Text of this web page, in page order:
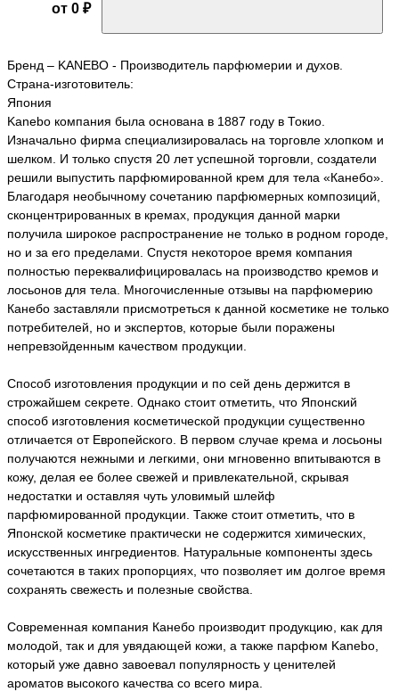
от 0 ₽
Бренд – KANEBO - Производитель парфюмерии и духов.
Страна-изготовитель:
Япония
Kanebo компания была основана в 1887 году в Токио.
Изначально фирма специализировалась на торговле хлопком и
шелком. И только спустя 20 лет успешной торговли, создатели
решили выпустить парфюмированной крем для тела «Канебо».
Благодаря необычному сочетанию парфюмерных композиций,
сконцентрированных в кремах, продукция данной марки
получила широкое распространение не только в родном городе,
но и за его пределами. Спустя некоторое время компания
полностью переквалифицировалась на производство кремов и
лосьонов для тела. Многочисленные отзывы на парфюмерию
Канебо заставляли присмотреться к данной косметике не только
потребителей, но и экспертов, которые были поражены
непревзойденным качеством продукции.
Способ изготовления продукции и по сей день держится в
строжайшем секрете. Однако стоит отметить, что Японский
способ изготовления косметической продукции существенно
отличается от Европейского. В первом случае крема и лосьоны
получаются нежными и легкими, они мгновенно впитываются в
кожу, делая ее более свежей и привлекательной, скрывая
недостатки и оставляя чуть уловимый шлейф
парфюмированной продукции. Также стоит отметить, что в
Японской косметике практически не содержится химических,
искусственных ингредиентов. Натуральные компоненты здесь
сочетаются в таких пропорциях, что позволяет им долгое время
сохранять свежесть и полезные свойства.
Современная компания Канебо производит продукцию, как для
молодой, так и для увядающей кожи, а также парфюм Kanebo,
который уже давно завоевал популярность у ценителей
ароматов высокого качества со всего мира.